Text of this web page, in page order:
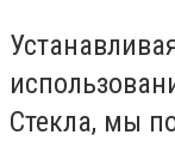
Стекла, мы